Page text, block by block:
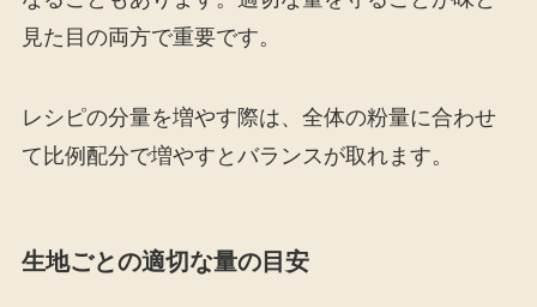
見た目の両方で重要です。
レシピの分量を増やす際は、全体の粉量に合わせ
て比例配分で増やすとバランスが取れます。
生地ごとの適切な量の目安